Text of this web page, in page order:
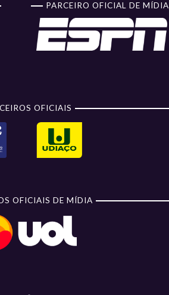
PARCEIRO OFICIAL DE MÍDIA
OFICIAIS
OFICIAIS DE MÍDIA